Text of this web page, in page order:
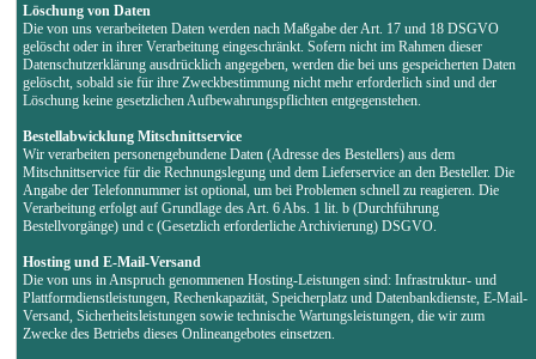
Löschung von Daten
Die von uns verarbeiteten Daten werden nach Maßgabe der Art. 17 und 18 DSGVO
gelöscht oder in ihrer Verarbeitung eingeschränkt. Sofern nicht im Rahmen dieser
Datenschutzerklärung ausdrücklich angegeben, werden die bei uns gespeicherten Daten
gelöscht, sobald sie für ihre Zweckbestimmung nicht mehr erforderlich sind und der
Löschung keine gesetzlichen Aufbewahrungspflichten entgegenstehen.
Bestellabwicklung Mitschnittservice
Wir verarbeiten personengebundene Daten (Adresse des Bestellers) aus dem
Mitschnittservice für die Rechnungslegung und dem Lieferservice an den Besteller. Die
Angabe der Telefonnummer ist optional, um bei Problemen schnell zu reagieren. Die
Verarbeitung erfolgt auf Grundlage des Art. 6 Abs. 1 lit. b (Durchführung
Bestellvorgänge) und c (Gesetzlich erforderliche Archivierung) DSGVO.
Hosting und E-Mail-Versand
Die von uns in Anspruch genommenen Hosting-Leistungen sind: Infrastruktur- und
Plattformdienstleistungen, Rechenkapazität, Speicherplatz und Datenbankdienste, E-Mail-
Versand, Sicherheitsleistungen sowie technische Wartungsleistungen, die wir zum
Zwecke des Betriebs dieses Onlineangebotes einsetzen.